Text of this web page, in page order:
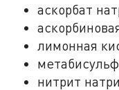
аскорбат
лимонная
нитрит